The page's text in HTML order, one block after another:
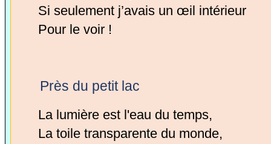
Si seulement j’avais un œil intérieur
Pour le voir !
Près du petit lac
La lumière est l'eau du temps,
La toile transparente du monde,